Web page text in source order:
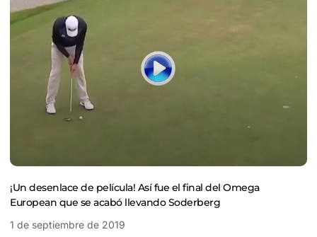
¡Un desenlace de película! Así fue el final del Omega
European que se acabó llevando Soderberg
1 de septiembre de 2019